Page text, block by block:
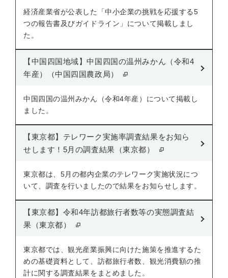
経済産業省が公表した「中小企業の挑戦を応援する5
つの報告書及びガイドライン」について掲載しまし
た。
【中国四国地域】中国四国の温州みかん（令和4
年産）（中国四国農政局）
中国四国の温州みかん（令和4年産）について掲載し
ました。
【東京都】テレワーク実施率調査結果をお知ら
せします！5月の調査結果（東京都）
東京都は、5月の都内企業のテレワーク実施状況につ
いて、調査を行いましたので結果をお知らせします。
【東京都】令和4年訪都旅行者数等の実態調査結
果（東京都）
東京都では、観光産業振興に向けた施策を推進するた
めの基礎資料として、訪都旅行者数、観光消費額の推
計に関する調査結果をまとめました。